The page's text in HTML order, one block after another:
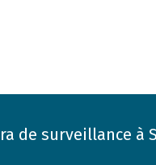
de surveillance à